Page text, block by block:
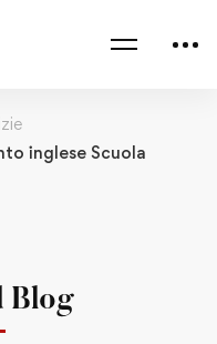
inglese Scuola
Blog